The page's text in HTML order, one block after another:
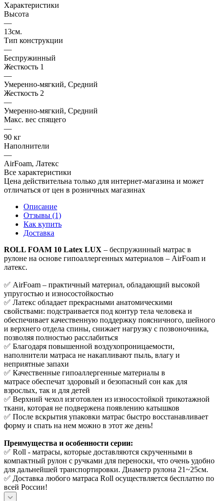
Характеристики
Высота
—
13см.
Тип конструкции
—
Беспружинный
Жесткость 1
—
Умеренно-мягкий, Средний
Жесткость 2
—
Умеренно-мягкий, Средний
Макс. вес спящего
—
90 кг
Наполнители
—
AirFoam, Латекс
Все характеристики
Цена действительна только для интернет-магазина и может
отличаться от цен в розничных магазинах
Описание
Отзывы (1)
Как купить
Доставка
ROLL FOAM 10 Latex LUX – беспружинный матрас в
рулоне на основе гипоаллергенных материалов – AirFoam и
латекс.
✅ AirFoam – практичный материал, обладающий высокой
упругостью и износостойкостью
✅ Латекс обладает прекрасными анатомическими
свойствами: подстраивается под контур тела человека и
обеспечивает качественную поддержку поясничного, шейного
и верхнего отдела спины, снижает нагрузку с позвоночника,
позволяя полностью расслабиться
✅ Благодаря повышенной воздухопроницаемости,
наполнители матраса не накапливают пыль, влагу и
неприятные запахи
✅ Качественные гипоаллергенные материалы в
матрасе обеспечат здоровый и безопасный сон как для
взрослых, так и для детей
✅ Верхний чехол изготовлен из износостойкой трикотажной
ткани, которая не подвержена появлению катышков
✅ После вскрытия упаковки матрас быстро восстанавливает
форму и спать на нем можно в этот же день!
Преимущества и особенности серии:
✅ Roll - матрасы, которые доставляются скрученными в
компактный рулон с ручками для переноски, что очень удобно
для дальнейшей транспортировки. Диаметр рулона 21~25см.
✅ Доставка любого матраса Roll осуществляется бесплатно по
всей России!